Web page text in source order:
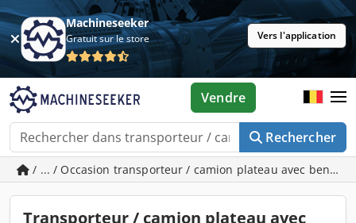
Machineseeker
Gratuit sur le store Vers l'application
Rechercher
Vendre
/ ... / Occasion transporteur / camion plateau avec benne
Transporteur / camion plateau avec